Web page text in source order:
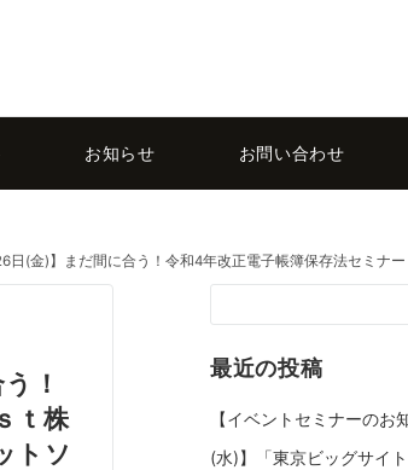
お知らせ お問い合わせ
存法セミナー【主催】 ウイングアーク１ｓｔ株式会社、リック・アンド・カンパニー合同会社 パナソニック ネットソリューショ
！
ｔ株
トソ
最近の投稿
【イベントセミナーの
(水)】「東京ビッグサイ